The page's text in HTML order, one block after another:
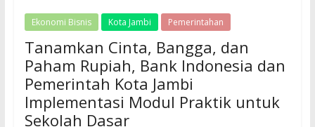
Ekonomi Bisnis Kota Jambi Pemerintahan
Tanamkan Cinta, Bangga, dan
Paham Rupiah, Bank Indonesia dan
Pemerintah Kota Jambi
Implementasi Modul Praktik untuk
Sekolah Dasar